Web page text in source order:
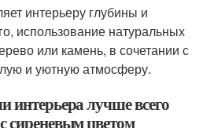
интерьеру глубины и
использование натуральных
или камень, в сочетании с
и уютную атмосферу.
интерьера лучше всего
сиреневым цветом